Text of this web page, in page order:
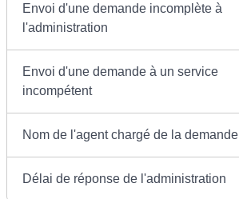
Envoi d'une demande incomplète à
l'administration
Envoi d'une demande à un service
incompétent
Nom de l'agent chargé de la demande
Délai de réponse de l'administration